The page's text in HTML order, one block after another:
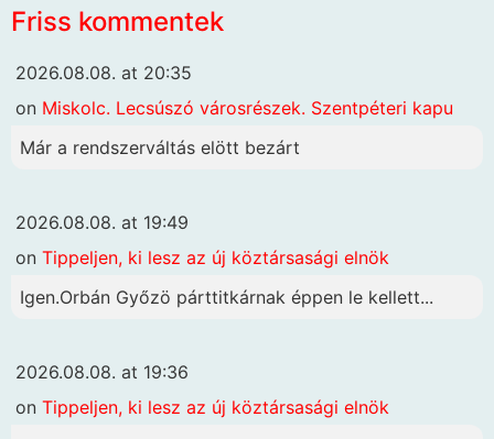
Friss kommentek
2026.08.08. at 20:35
on Miskolc. Lecsúszó városrészek. Szentpéteri kapu
Már a rendszerváltás elött bezárt
2026.08.08. at 19:49
on Tippeljen, ki lesz az új köztársasági elnök
Igen.Orbán Győzö párttitkárnak éppen le kellett...
2026.08.08. at 19:36
on Tippeljen, ki lesz az új köztársasági elnök